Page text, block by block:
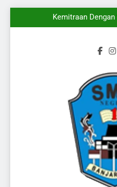
Melangkahkan Satu
Kemitraan
Wakili Kalimantan Selatan
Melangkahkan Satu Kaki
Kemitraan
BKN
Langkah Baru Dimulai,